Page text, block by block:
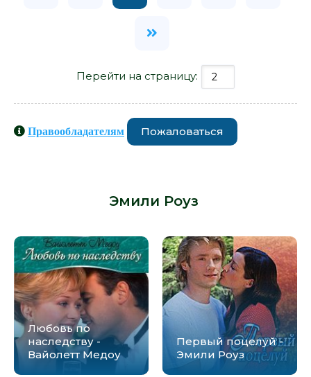
Перейти на страницу:
Правообладателям Пожаловаться
Эмили Роуз
Любовь по
наследству -
Вайолетт Медоу
Первый поцелуй -
Эмили Роуз